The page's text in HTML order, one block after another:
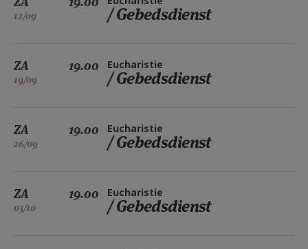
12/09 / Gebedsdienst
ZA
19/09
19.00 Eucharistie
/ Gebedsdienst
ZA
26/09
19.00 Eucharistie
/ Gebedsdienst
ZA
03/10
19.00 Eucharistie
/ Gebedsdienst